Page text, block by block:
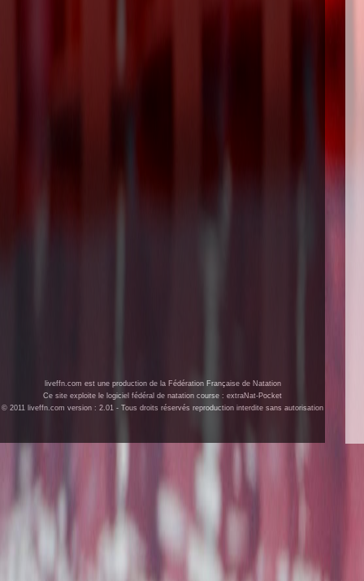
liveffn.com est une production de la Fédération Française de Natation
Ce site exploite le logiciel fédéral de natation course : extraNat-Pocket
© 2011 liveffn.com version : 2.01 - Tous droits réservés reproduction interdite sans autorisation